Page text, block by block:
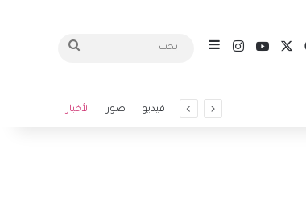
فيسبوكيوتيوبانستقرامإضافة عمود جانبي بحث
فيديو صور الأخبار